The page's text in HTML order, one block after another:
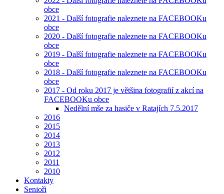
obce
2021 - Další fotografie naleznete na FACEBOOKu
obce
2020 - Další fotografie naleznete na FACEBOOKu
obce
2019 - Další fotografie naleznete na FACEBOOKu
obce
2018 - Další fotografie naleznete na FACEBOOKu
obce
2017 - Od roku 2017 je většina fotografií z akcí na
FACEBOOKu obce
Nedělní mše za hasiče v Ratajích 7.5.2017
2016
2015
2014
2013
2012
2011
2010
Kontakty
Senioři